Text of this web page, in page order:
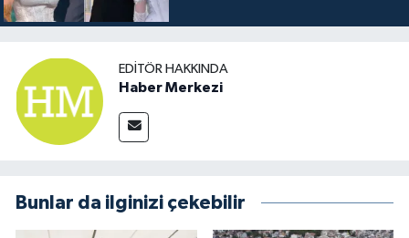
EDITÖR HAKKINDA
Haber Merkezi
Bunlar da ilginizi çekebilir